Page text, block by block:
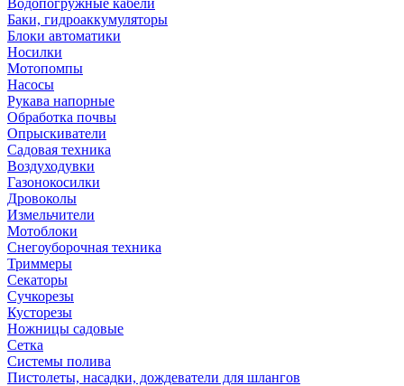
Водопогружные кабели
Баки, гидроаккумуляторы
Блоки автоматики
Носилки
Мотопомпы
Насосы
Рукава напорные
Обработка почвы
Опрыскиватели
Садовая техника
Воздуходувки
Газонокосилки
Дровоколы
Измельчители
Мотоблоки
Снегоуборочная техника
Триммеры
Секаторы
Сучкорезы
Кусторезы
Ножницы садовые
Сетка
Системы полива
Пистолеты, насадки, дождеватели для шлангов